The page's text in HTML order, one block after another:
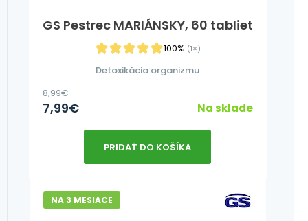
GS Pestrec MARIÁNSKY, 60 tabliet
100% (1×)
Detoxikácia organizmu
8,99€
7,99€ Na sklade
PRIDAŤ DO KOŠÍKA
NA 3 MESIACE